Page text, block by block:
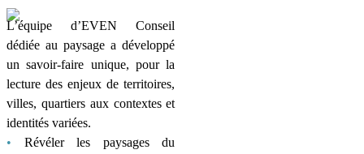
L’équipe d’EVEN Conseil
dédiée au paysage a développé
un savoir-faire unique, pour la
lecture des enjeux de territoires,
villes, quartiers aux contextes et
identités variées.
• Révéler les paysages du